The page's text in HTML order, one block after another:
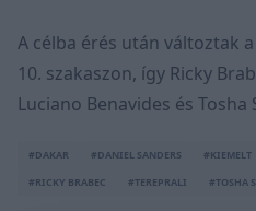
A célba érés után változtak
10. szakaszon, így Ricky
Luciano Benavides és
#DAKAR #DANIEL SANDERS #KIEMELT
#RICKY BRABEC
#TEREPRALI #TOSHA